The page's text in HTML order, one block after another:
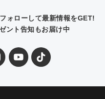
ォローして最新情報をGET!
ント告知もお届け中